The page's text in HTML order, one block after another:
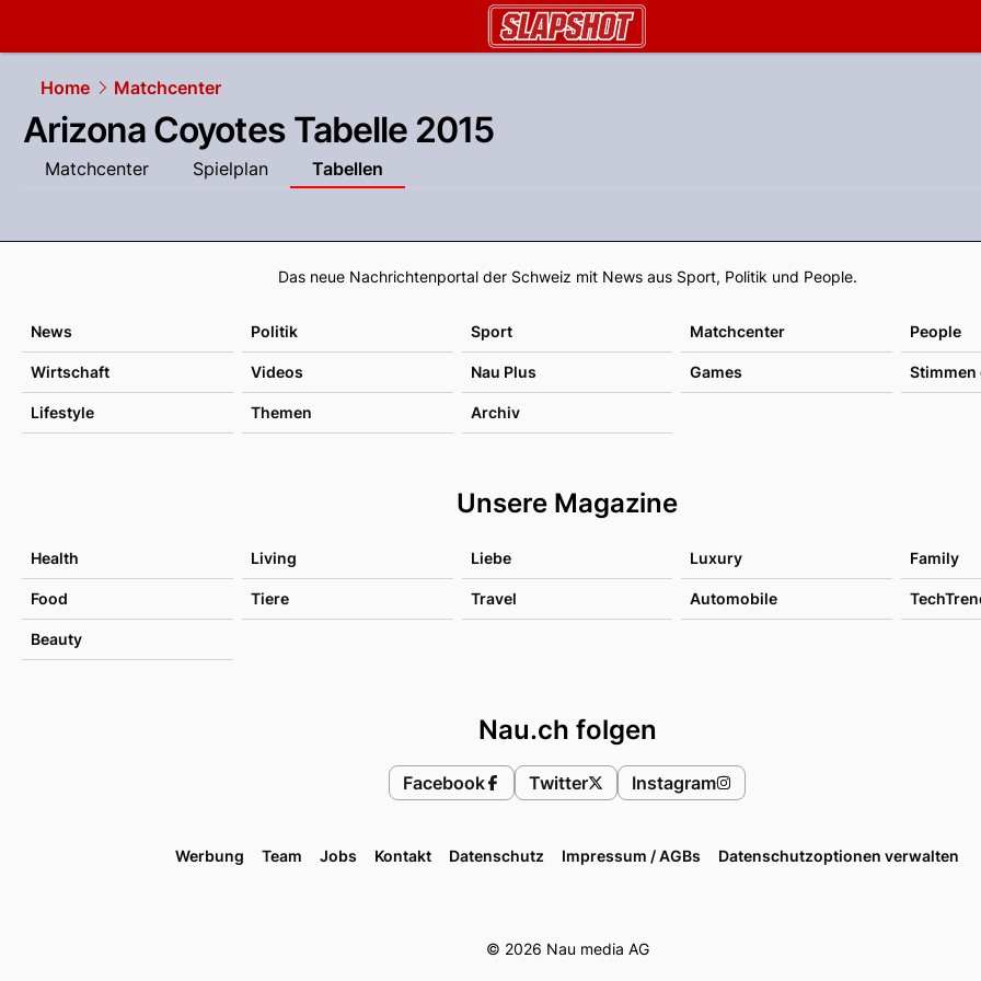
slapshot.NAU.ch
Home
Matchcenter
Arizona Coyotes Tabelle 2015
Matchcenter Spielplan Tabellen
Footer
Das neue Nachrichtenportal der Schweiz mit News aus Sport, Politik und People.
News Politik Sport Matchcenter People
Wirtschaft Videos Nau Plus Games Stimmen
Lifestyle Themen Archiv
Unsere Magazine
Health Living Liebe Luxury Family
Food Tiere Travel Automobile
Beauty
Nau.ch folgen
Facebook Twitter Instagram
Werbung Team Jobs Kontakt Datenschutz Impressum / AGBs Datenschutzoptionen verwalten
© 2026 Nau media AG